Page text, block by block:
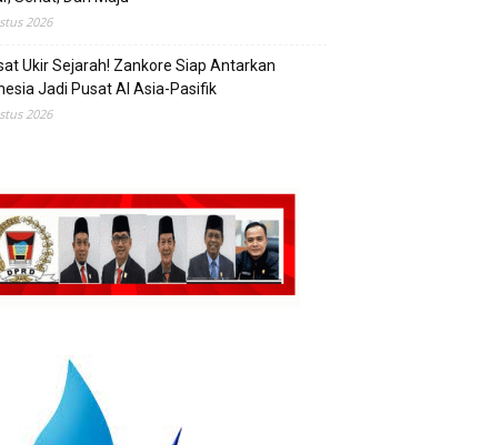
2026
Ukir Sejarah! Zankore Siap Antarkan
Jadi Pusat AI Asia-Pasifik
2026